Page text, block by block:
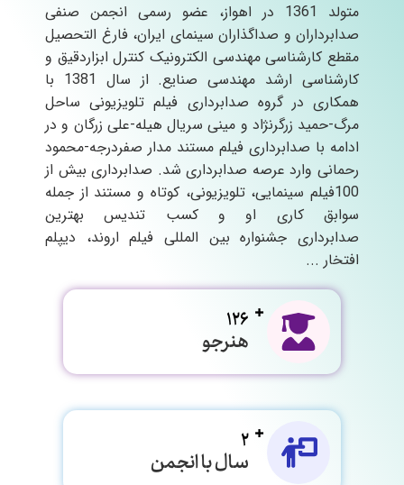
متولد 1361 در اهواز، عضو رسمی انجمن صنفی
صدابرداران و صداگذاران سینمای ایران، فارغ التحصیل
مقطع کارشناسی مهندسی الکترونیک کنترل ابزاردقیق و
کارشناسی ارشد مهندسی صنایع. از سال 1381 با
همکاری در گروه صدابرداری فیلم تلویزیونی ساحل
مرگ-حمید زرگرنژاد و مینی سریال هیله-علی زرگان و در
ادامه با صدابرداری فیلم مستند مدار صفردرجه-محمود
رحمانی وارد عرصه صدابرداری شد. صدابرداری بیش از
100فیلم سینمایی، تلویزیونی، کوتاه و مستند از جمله
سوابق کاری او و کسب تندیس بهترین
صدابرداری جشنواره بین المللی فیلم اروند، دیپلم
افتخار ...
126
هنرجو
2
سال با انجمن